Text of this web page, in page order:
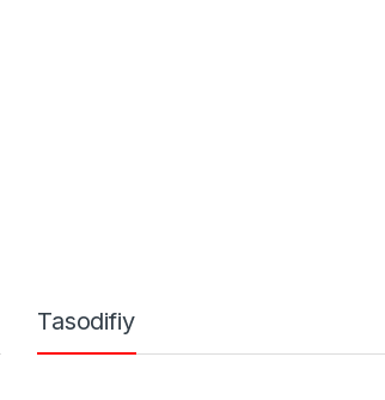
Tasodifiy